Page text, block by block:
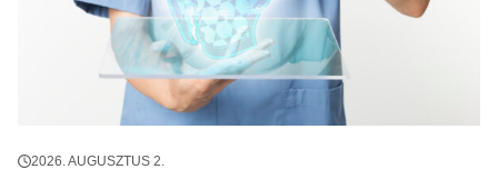
2026. AUGUSZTUS 2.